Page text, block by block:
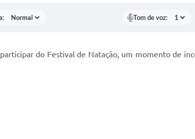
Tom de voz:
do Festival de Natação, um momento de